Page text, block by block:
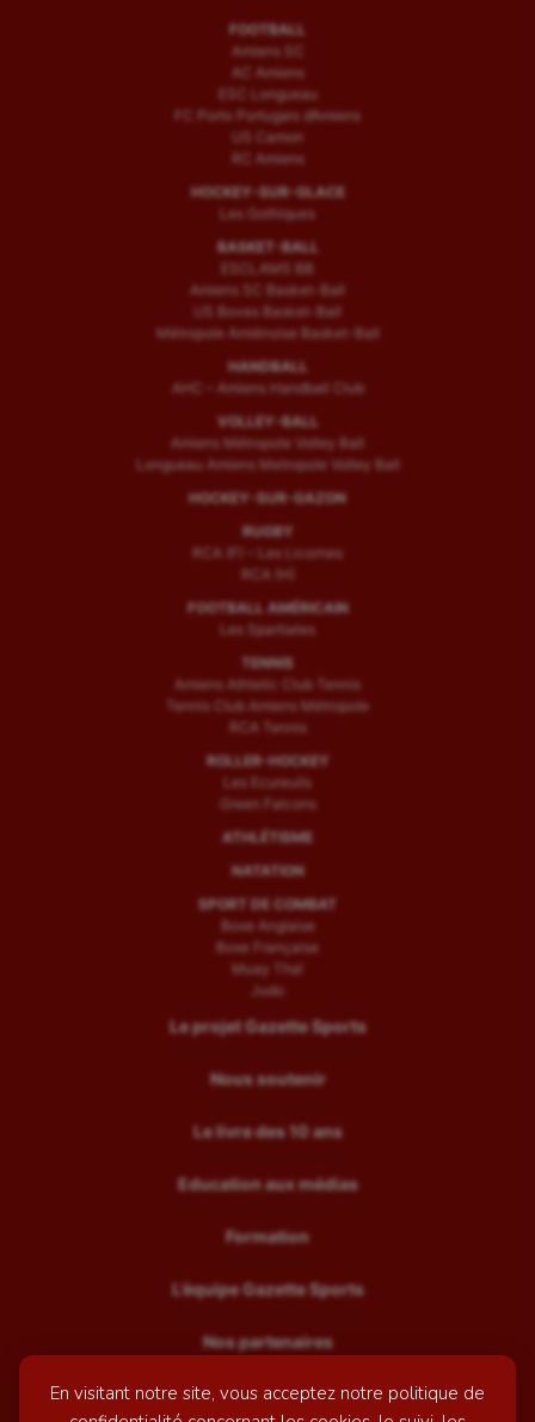
En visitant notre site, vous acceptez notre politique de
FOOTBALL
Amiens SC
AC Amiens
ESC Longueau
FC Porto Portugais d’Amiens
US Camon
RC Amiens
HOCKEY-SUR-GLACE
Les Gothiques
BASKET-BALL
ESCLAMS BB
Amiens SC Basket-Ball
US Boves Basket-Ball
Métropole Amiénoise Basket-Ball
HANDBALL
AHC – Amiens Handball Club
VOLLEY-BALL
Amiens Métropole Volley Ball
Longueau Amiens Metropole Volley Ball
HOCKEY-SUR-GAZON
RUGBY
RCA (F) – Les Licornes
RCA (H)
FOOTBALL AMÉRICAIN
Les Spartiates
TENNIS
Amiens Athletic Club Tennis
Tennis Club Amiens Métropole
RCA Tennis
ROLLER-HOCKEY
Les Ecureuils
Green Falcons
ATHLÉTISME
NATATION
SPORT DE COMBAT
Boxe Anglaise
Boxe Française
Muay Thaï
Judo
Le projet Gazette Sports
Nous soutenir
Le livre des 10 ans
Education aux médias
Formation
L’équipe Gazette Sports
Nos partenaires
Recrutement